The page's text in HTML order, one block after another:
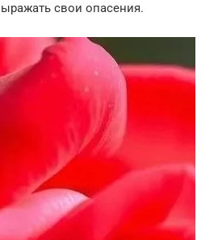
свои опасения.